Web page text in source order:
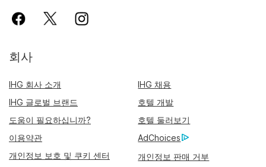
회사
IHG 회사 소개
IHG 채용
IHG 글로벌 브랜드
호텔 개발
도움이 필요하십니까?
호텔 둘러보기
이용약관
AdChoices
개인정보 보호 및 쿠키 센터
개인정보 판매 거부